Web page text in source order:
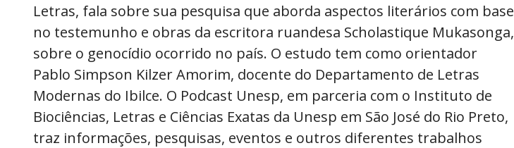
Letras, fala sobre sua pesquisa que aborda aspectos literários com base
no testemunho e obras da escritora ruandesa Scholastique Mukasonga,
sobre o genocídio ocorrido no país. O estudo tem como orientador
Pablo Simpson Kilzer Amorim, docente do Departamento de Letras
Modernas do Ibilce. O Podcast Unesp, em parceria com o Instituto de
Biociências, Letras e Ciências Exatas da Unesp em São José do Rio Preto,
traz informações, pesquisas, eventos e outros diferentes trabalhos